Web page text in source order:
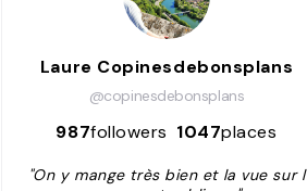
Laure Copinesdebonsplans
@copinesdebonsplans
987followers 1047places
"On y mange très bien et la vue sur l